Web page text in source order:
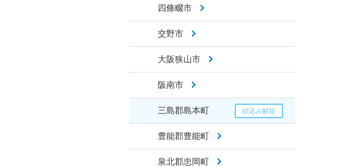
四條畷市
交野市
大阪狭山市
阪南市
三島郡島本町
豊能郡豊能町
泉北郡忠岡町